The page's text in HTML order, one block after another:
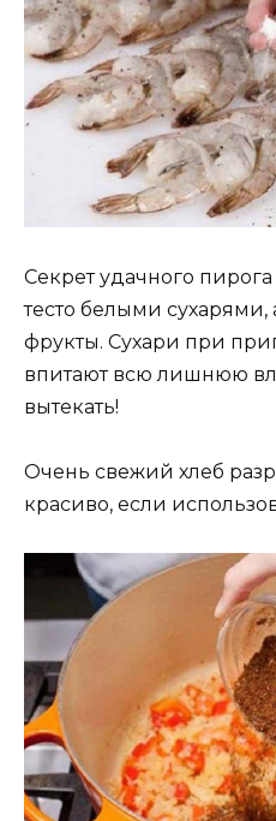
Секрет удачного
тесто белыми сухарями,
фрукты. Сухари при
впитают всю лишнюю
вытекать!
Очень свежий хлеб
красиво, если